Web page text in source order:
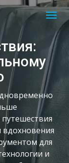
вдохновения
для
и